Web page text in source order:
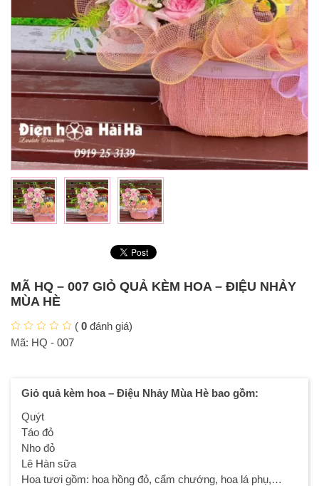
MÃ HQ – 007 GIỎ QUẢ KÈM HOA – ĐIỆU NHẢY
MÙA HÈ
( 0 đánh giá)
Mã: HQ - 007
Giỏ quả kèm hoa – Điệu Nhảy Mùa Hè bao gồm:
Quýt
Táo đỏ
Nho đỏ
Lê Hàn sữa
Hoa tươi gồm: hoa hồng đỏ, cẩm chướng, hoa lá phụ,…